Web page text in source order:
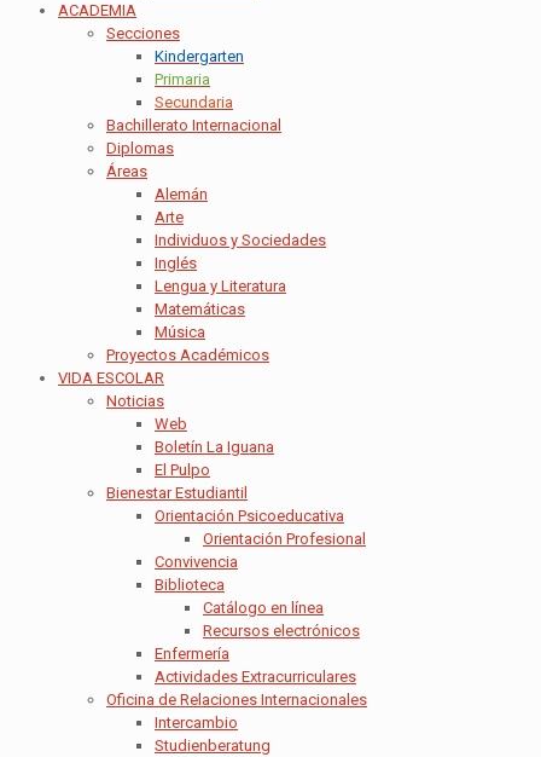
ACADEMIA
Secciones
Kindergarten
Primaria
Secundaria
Bachillerato Internacional
Diplomas
Áreas
Alemán
Arte
Individuos y Sociedades
Inglés
Lengua y Literatura
Matemáticas
Música
Proyectos Académicos
VIDA ESCOLAR
Noticias
Web
Boletín La Iguana
El Pulpo
Bienestar Estudiantil
Orientación Psicoeducativa
Orientación Profesional
Convivencia
Biblioteca
Catálogo en línea
Recursos electrónicos
Enfermería
Actividades Extracurriculares
Oficina de Relaciones Internacionales
Intercambio
Studienberatung